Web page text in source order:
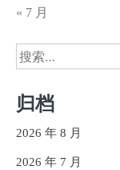
« 7 月
搜
索：
归档
2026 年 8 月
2026 年 7 月